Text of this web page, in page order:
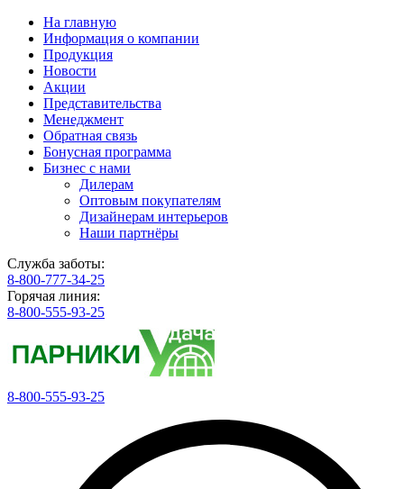
На главную
Информация о компании
Продукция
Новости
Акции
Представительства
Менеджмент
Обратная связь
Бонусная программа
Бизнес с нами
Дилерам
Оптовым покупателям
Дизайнерам интерьеров
Наши партнёры
Служба заботы:
8-800-777-34-25
Горячая линия:
8-800-555-93-25
8-800-555-93-25